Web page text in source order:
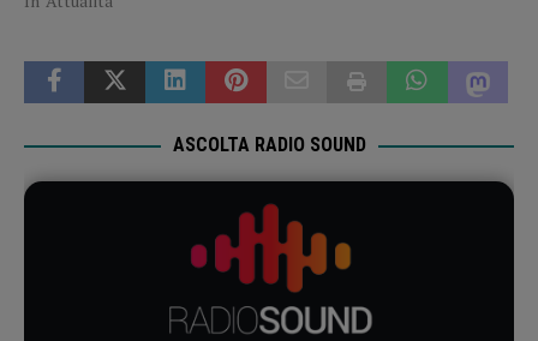
ASCOLTA RADIO SOUND